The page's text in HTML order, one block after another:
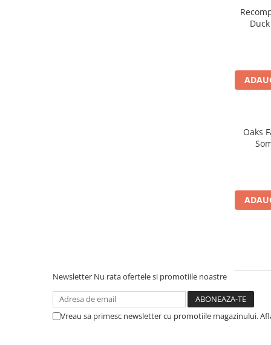
Oaks
Newsletter Nu rata ofertele si promotiile noastre
Vreau sa primesc newsletter cu promotiile magazinului.